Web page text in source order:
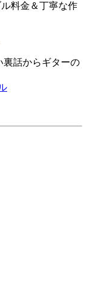
料金＆丁寧な作
裏話からギターの